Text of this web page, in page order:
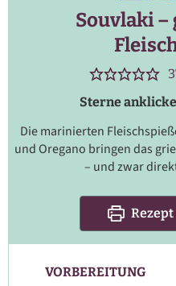
Souvlaki
Sterne
Die marinierten
und Oregano bringen das
– und zwar
VORBEREITUNG